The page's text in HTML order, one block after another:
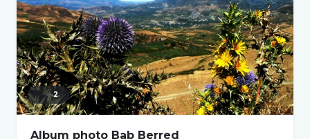
2
Album photo Bab Berred